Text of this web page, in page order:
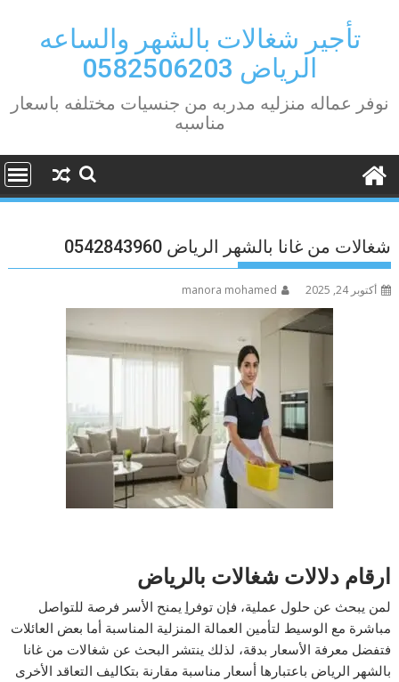
contentتأجير شغالات بالشهر والساعه
الرياض 0582506203
نوفر عماله منزليه مدربه من جنسيات مختلفه باسعار
مناسبه
شغالات من غانا بالشهر الرياض 0542843960
أكتوبر 24, 2025 manora mohamed
ارقام دلالات شغالات بالرياض
لمن يبحث عن حلول عملية، فإن توفر ا يمنح الأسر فرصة للتواصل
مباشرة مع الوسيط لتأمين العمالة المنزلية المناسبة أما بعض العائلات
فتفضل معرفة الأسعار بدقة، لذلك ينتشر البحث عن شغالات من غانا
بالشهر الرياض باعتبارها أسعار مناسبة مقارنة بتكاليف التعاقد الأخرى